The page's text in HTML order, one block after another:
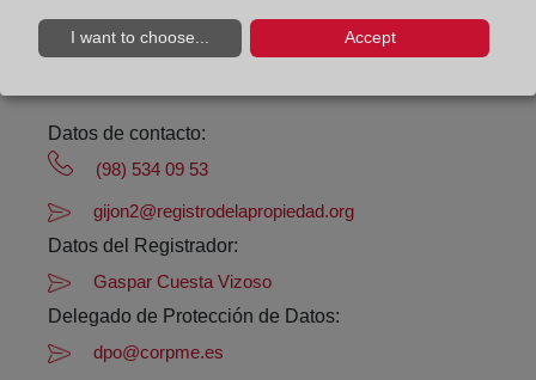
Los días 24 y 31 de diciembre de 09:00 a 14:00
Datos de contacto:
(98) 534 09 53
gijon2@registrodelapropiedad.org
Datos del Registrador:
Gaspar Cuesta Vizoso
Delegado de Protección de Datos:
dpo@corpme.es
I want to choose... Accept